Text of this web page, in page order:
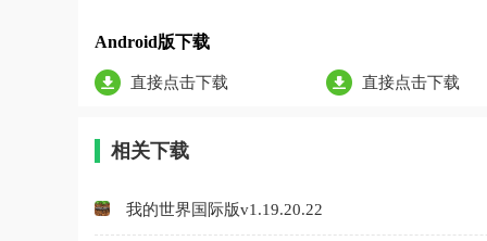
Android版下载
直接点击下载 直接点击下载
相关下载
我的世界国际版v1.19.20.22